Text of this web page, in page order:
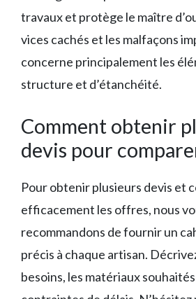
travaux et protège le maître
vices cachés et les malfaçons
concerne principalement les
structure et d’étanchéité.
Comment obtenir
devis pour
Pour obtenir plusieurs devis et
efficacement les offres, nous
recommandons de fournir un
précis à chaque artisan.
besoins, les matériaux